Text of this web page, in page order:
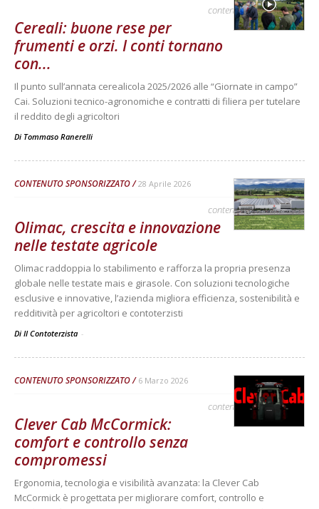
contenuto sponsorizzato
Cereali: buone rese per
frumenti e orzi. I conti tornano
con...
Il punto sull’annata cerealicola 2025/2026 alle “Giornate in campo”
Cai. Soluzioni tecnico-agronomiche e contratti di filiera per tutelare
il reddito degli agricoltori
Di Tommaso Ranerelli
CONTENUTO SPONSORIZZATO 28 Aprile 2026
contenuto sponsorizzato
Olimac, crescita e innovazione
nelle testate agricole
Olimac raddoppia lo stabilimento e rafforza la propria presenza
globale nelle testate mais e girasole. Con soluzioni tecnologiche
esclusive e innovative, l’azienda migliora efficienza, sostenibilità e
redditività per agricoltori e contoterzisti
Di Il Contoterzista -
CONTENUTO SPONSORIZZATO 6 Marzo 2026
contenuto sponsorizzato
Clever Cab McCormick:
comfort e controllo senza
compromessi
Ergonomia, tecnologia e visibilità avanzata: la Clever Cab
McCormick è progettata per migliorare comfort, controllo e